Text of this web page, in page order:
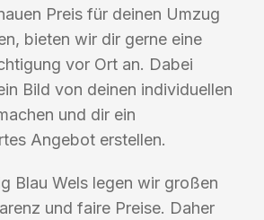
Preis für deinen Umzug
bieten wir dir gerne eine
vor Ort an. Dabei
Bild von deinen individuellen
und dir ein
Angebot erstellen.
Blau Wels legen wir großen
und faire Preise. Daher